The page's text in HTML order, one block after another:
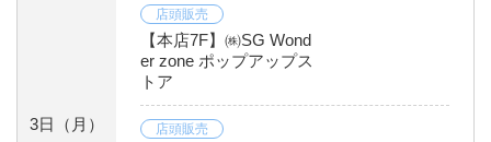
3日 （月）
店頭販売
【本店7F】㈱SG Wond
er zone ポップアップス
トア
店頭販売